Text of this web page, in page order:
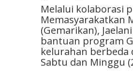
Melalui kolaborasi
Memasyarakatkan
(Gemarikan),
bantuan program
kelurahan berbeda
Sabtu dan Minggu